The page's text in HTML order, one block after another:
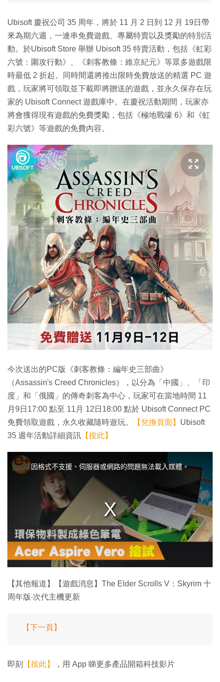
Ubisoft 慶祝公司 35 周年，將於 11 月 2 日到 12 月 19日帶
來為期六週，一連串免費遊戲、專屬特賣以及獎勵的特別活
動。於Ubisoft Store 舉辦 Ubisoft 35 特賣活動，包括《虹彩
六號：圍攻行動》、《刺客教條：維京紀元》等眾多遊戲限
時最低 2 折起。同時間還將推出限時免費放送的精選 PC 遊
戲，玩家將可領取並下載即將贈送的遊戲，並永久保存在玩
家的 Ubisoft Connect 遊戲庫中。在慶祝活動期間，玩家亦
將會獲得現有遊戲的免費獎勵，包括《極地戰嚎 6》和《虹
彩六號》等遊戲的免費內容。
今次送出的PC版《刺客教條：編年史三部曲》
（Assassin's Creed Chronicles），以分為「中國」、「印
度」和「俄國」的傳奇刺客為中心，玩家可在當地時間 11
月9日17:00 點至 11月 12日18:00 點於 Ubisoft Connect PC
免費領取遊戲，永久收藏隨時遊玩。
【兌換頁面】 Ubisoft
35 週年活動詳細資訊 【按此】
.
因格式不支援、伺服器或網路的問題無法載入媒體。
【其他報道】【遊戲消息】The Elder Scrolls V：Skyrim 十
周年版‧次代主機更新
【下一頁】
即刻 【按此】 ，用 App 睇更多產品開箱科技影片